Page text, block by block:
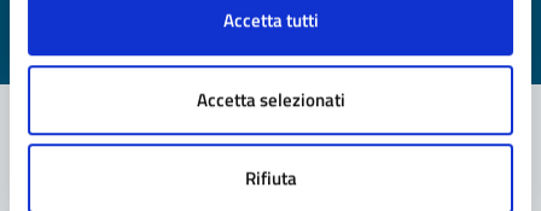
Accetta tutti
Accetta selezionati
Rifiuta
Valuta da 1 a 5 stelle la pagina
Valuta 5 stelle su 5
Valuta 4 stelle su 5
Valuta 3 stelle su 5
Valuta 2 stelle su 5
Valuta 1 stelle su 5